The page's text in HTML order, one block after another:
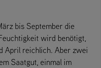
bis September die
wird benötigt,
April reichlich. Aber zwei
Saatgut, einmal im